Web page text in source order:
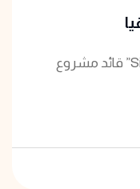
دعاني البروفيسور “Sidepia Losiney” قائد مشروع